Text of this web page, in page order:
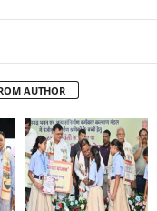
AUTHOR